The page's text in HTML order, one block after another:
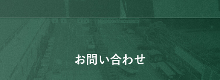
お問い合わせ